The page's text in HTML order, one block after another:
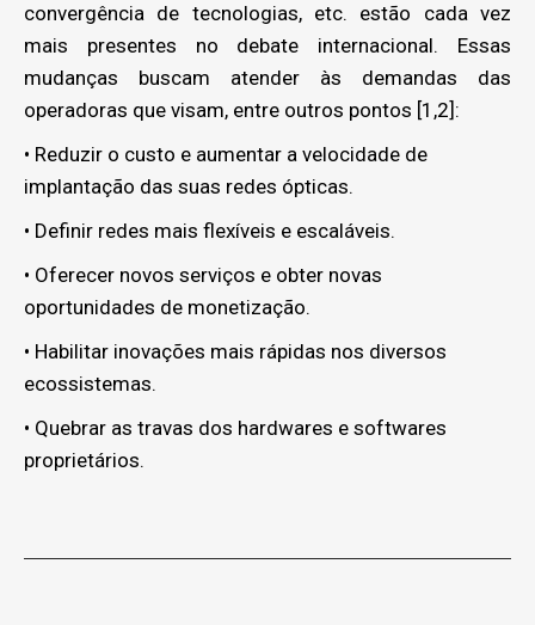
convergência de tecnologias, etc. estão cada vez
mais presentes no debate internacional. Essas
mudanças buscam atender às demandas das
operadoras que visam, entre outros pontos [1,2]:
• Reduzir o custo e aumentar a velocidade de
implantação das suas redes ópticas.
• Definir redes mais flexíveis e escaláveis.
• Oferecer novos serviços e obter novas
oportunidades de monetização.
• Habilitar inovações mais rápidas nos diversos
ecossistemas.
• Quebrar as travas dos hardwares e softwares
proprietários.